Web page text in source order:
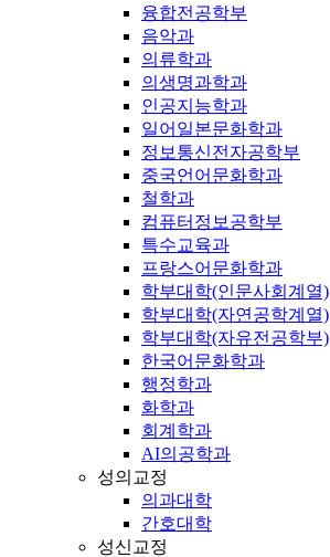
융합전공학부
음악과
의류학과
의생명과학과
인공지능학과
일어일본문화학과
정보통신전자공학부
중국언어문화학과
철학과
컴퓨터정보공학부
특수교육과
프랑스어문화학과
학부대학(인문사회계열)
학부대학(자연공학계열)
학부대학(자유전공학부)
한국어문화학과
행정학과
화학과
회계학과
AI의공학과
성의교정
의과대학
간호대학
성신교정